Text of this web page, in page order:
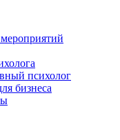
психолог
бизнеса